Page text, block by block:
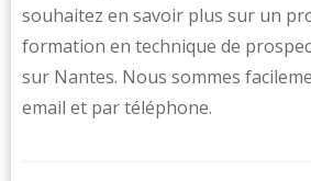
souhaitez en savoir plus sur un
formation en technique de
sur Nantes. Nous sommes
email et par téléphone.